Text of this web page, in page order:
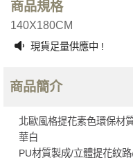
商品規格
140X180CM
現貨足量供應中 !
商品簡介
北歐風格提花素色環保材
華白
PU材質製成/立體提花紋